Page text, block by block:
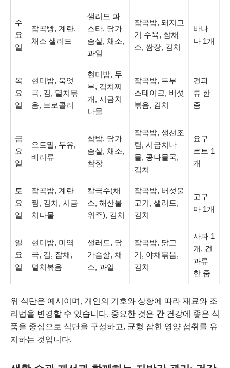
수
요
일
잡곡빵, 계란,
채소 샐러드
샐러드 파
스타, 닭가
슴살, 채소,
과일
잡곡밥, 돼지고
기 수육, 쌈채
소, 쌈장, 김치
바나
나 1개
목
요
일
현미밥, 북엇
국, 김, 멸치볶
음, 브로콜리
현미밥, 두
부, 김치찌
개, 시금치
나물
잡곡밥, 두부
스테이크, 버섯
볶음, 김치
견과
류 한
줌
금
요
일
오트밀, 두유,
베리류
쌈밥, 닭가
슴살, 채소,
쌈장
잡곡밥, 생선조
림, 시금치나
물, 콩나물국,
김치
요구
르트 1
개
토
요
일
잡곡밥, 계란
찜, 김치, 시금
치나물
칼국수(채
소, 해산물
위주), 김치
잡곡밥, 버섯불
고기, 샐러드,
김치
고구
마 1개
일
요
일
현미밥, 미역
국, 김, 잡채,
멸치볶음
샐러드, 닭
가슴살, 채
소, 과일
잡곡밥, 닭고
기, 야채볶음,
김치
사과 1
개, 견
과류
한 줌
위 식단은 예시이며, 개인의 기호와 상황에 따라 재료와 조
리법을 변경할 수 있습니다. 중요한 것은 간건강에 좋은 식
품을 중심으로 식단을 구성하고, 균형 잡힌 영양 섭취를 유
지하는 것입니다.